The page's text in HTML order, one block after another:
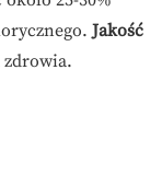
Jakość
zdrowia.